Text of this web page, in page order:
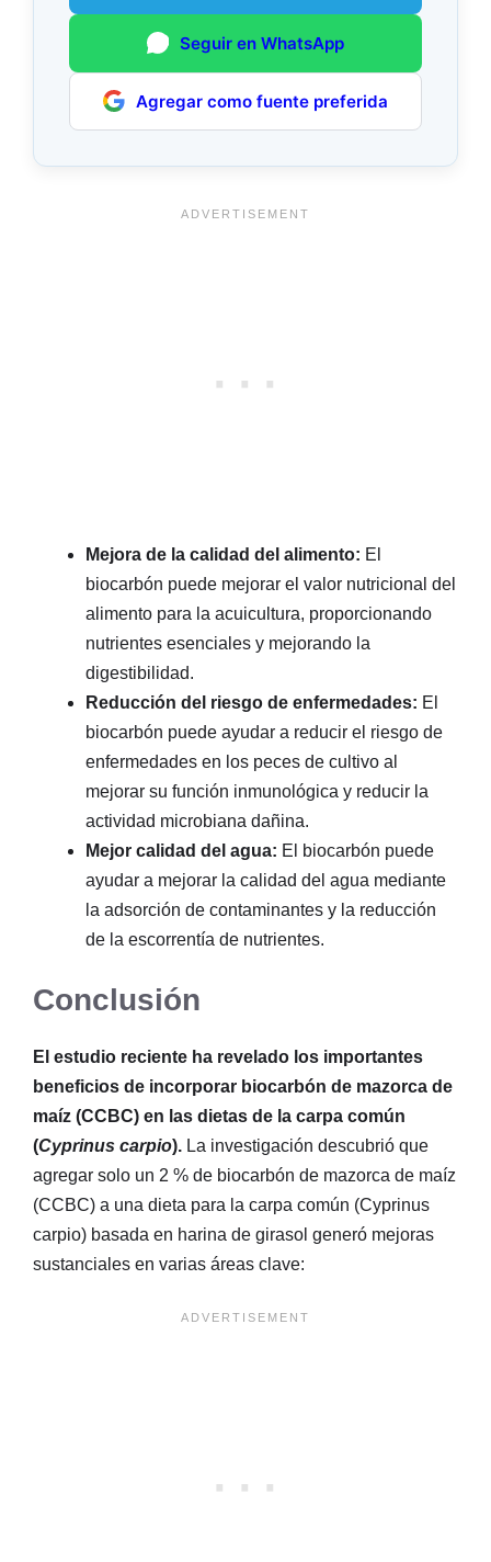
Seguir en WhatsApp
Agregar como fuente preferida
Mejora de la calidad del alimento: El
biocarbón puede mejorar el valor nutricional del
alimento para la acuicultura, proporcionando
nutrientes esenciales y mejorando la
digestibilidad.
Reducción del riesgo de enfermedades: El
biocarbón puede ayudar a reducir el riesgo de
enfermedades en los peces de cultivo al
mejorar su función inmunológica y reducir la
actividad microbiana dañina.
Mejor calidad del agua: El biocarbón puede
ayudar a mejorar la calidad del agua mediante
la adsorción de contaminantes y la reducción
de la escorrentía de nutrientes.
Conclusión
El estudio reciente ha revelado los importantes
beneficios de incorporar biocarbón de mazorca de
maíz (CCBC) en las dietas de la carpa común
(Cyprinus carpio). La investigación descubrió que
agregar solo un 2 % de biocarbón de mazorca de maíz
(CCBC) a una dieta para la carpa común (Cyprinus
carpio) basada en harina de girasol generó mejoras
sustanciales en varias áreas clave: